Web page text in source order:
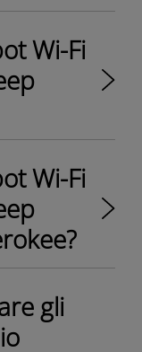
Wi-Fi
Wi-Fi
gli